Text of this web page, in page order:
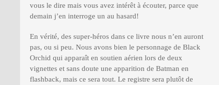
vous le dire mais vous avez intérêt à écouter, parce que
demain j’en interroge un au hasard!
En vérité, des super-héros dans ce livre nous n’en auront
pas, ou si peu. Nous avons bien le personnage de Black
Orchid qui apparaît en soutien aérien lors de deux
vignettes et sans doute une apparition de Batman en
flashback, mais ce sera tout. Le registre sera plutôt de